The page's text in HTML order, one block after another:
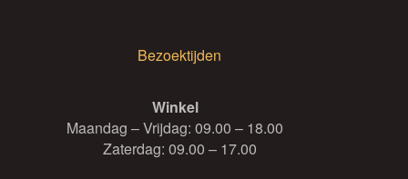
Bezoektijden
Winkel
Maandag – Vrijdag: 09.00 – 18.00
Zaterdag: 09.00 – 17.00